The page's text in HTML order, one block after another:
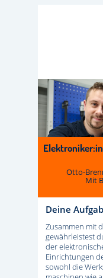
Otto-
Mit
Deine
Zusammen mit
gewährleistest
der
Einrichtungen
sowohl die